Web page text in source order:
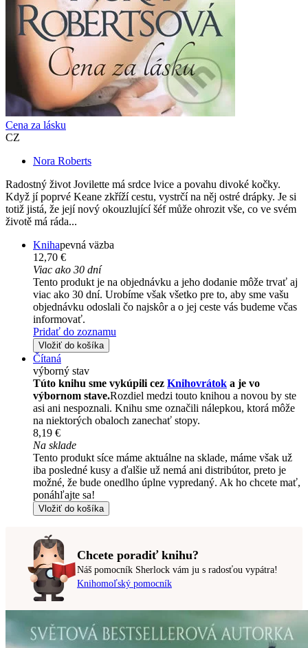
Cena za lásku
CZ
Nora Roberts
Radostný život Jovilette má srdce lvice a povahu divoké kočky.
Když jí poprvé Keane zkříží cestu, vystrčí na něj ostré drápky. Je si
totiž jistá, že její nový okouzlující šéf může ohrozit vše, co ve svém
životě má ráda...
Knihapevná väzba
12,70 €
Viac ako 30 dní
Tento produkt je na objednávku a jeho dodanie môže trvať aj
viac ako 30 dní. Urobíme však všetko pre to, aby sme vašu
objednávku odoslali čo najskôr a o jej ceste vás budeme včas
informovať.
Pridať do zoznamu
Vložiť do košíka
Čítaná
výborný stav
Túto knihu sme vykúpili cez Knihovrátok a je vo
výbornom stave.Rozdiel medzi touto knihou a novou by ste
asi ani nespoznali. Knihu sme označili nálepkou, ktorá môže
na niektorých obaloch zanechať stopy.
8,19 €
Na sklade
Tento produkt síce máme aktuálne na sklade, máme však už
iba posledné kusy a ďalšie už nemá ani distribútor, preto je
možné, že bude onedlho úplne vypredaný. Ak ho chcete mať,
ponáhľajte sa!
Vložiť do košíka
Chcete poradiť knihu?
Náš pomocník Sherlock vám ju s radosťou vypátra!
Knihomoľský pomocník